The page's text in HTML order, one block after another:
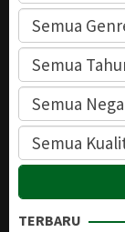
TERBARU